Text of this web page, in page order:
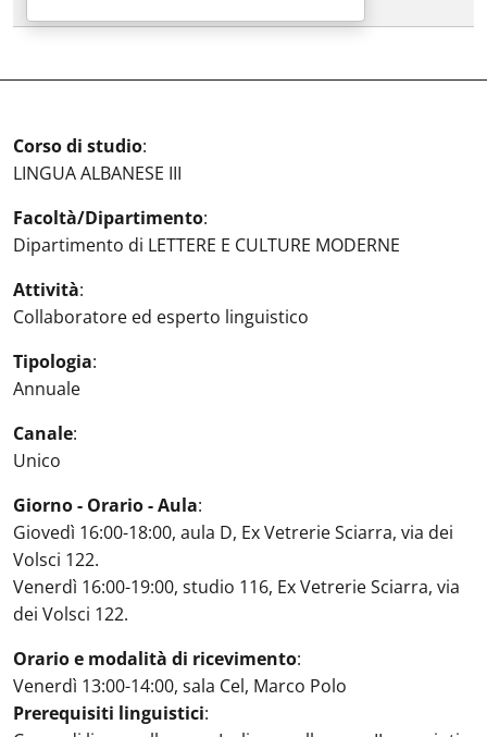
Corso di studio:
LINGUA ALBANESE III
Facoltà/Dipartimento:
Dipartimento di LETTERE E CULTURE MODERNE
Attività:
Collaboratore ed esperto linguistico
Tipologia:
Annuale
Canale:
Unico
Giorno - Orario - Aula:
Giovedì 16:00-18:00, aula D, Ex Vetrerie Sciarra, via dei
Volsci 122.
Venerdì 16:00-19:00, studio 116, Ex Vetrerie Sciarra, via
dei Volsci 122.
Orario e modalità di ricevimento:
Venerdì 13:00-14:00, sala Cel, Marco Polo
Prerequisiti linguistici: